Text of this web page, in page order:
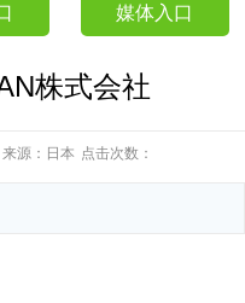
媒体入口
株式会社
来源：日本 点击次数：